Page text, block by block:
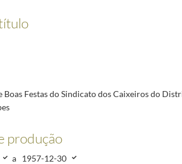
ao Presidente da República, Craveiro Lopes
ao Presidente da República, Craveiro Lopes, desejando
ao Presidente da República, Craveiro Lopes
Nacional dos Sindicatos de Cerâmica, António de Sousa,
Norte de Portugal (Pessoal de Oficinas e Armazéns
Legião Portuguesa ao Presidente da República, Craveiro
de Ermesinde ao Presidente da República, Craveiro Lopes
do Bonjardim ao Presidente da República, Craveiro
da Presidência da República, felicitando o Presidente
Boas Festas do Sindicato dos Caixeiros do
produção
a 1957-12-30